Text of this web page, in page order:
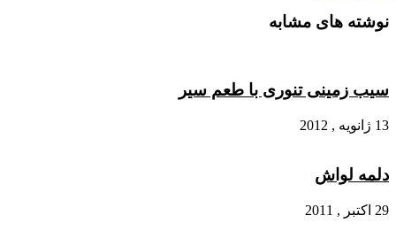
نوشته های مشابه
سیب زمینی تنوری با طعم سیر
13 ژانویه , 2012
دلمه لواش
29 اکتبر , 2011